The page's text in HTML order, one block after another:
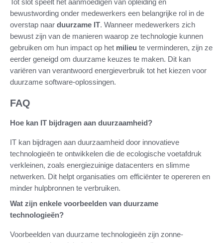
bewustwording onder medewerkers een belangrijke rol in de
overstap naar duurzame IT. Wanneer medewerkers zich
bewust zijn van de manieren waarop ze technologie kunnen
gebruiken om hun impact op het milieu te verminderen, zijn ze
eerder geneigd om duurzame keuzes te maken. Dit kan
variëren van verantwoord energieverbruik tot het kiezen voor
duurzame software-oplossingen.
FAQ
Hoe kan IT bijdragen aan duurzaamheid?
IT kan bijdragen aan duurzaamheid door innovatieve
technologieën te ontwikkelen die de ecologische voetafdruk
verkleinen, zoals energiezuinige datacenters en slimme
netwerken. Dit helpt organisaties om efficiënter te opereren en
minder hulpbronnen te verbruiken.
Wat zijn enkele voorbeelden van duurzame
technologieën?
Voorbeelden van duurzame technologieën zijn zonne-